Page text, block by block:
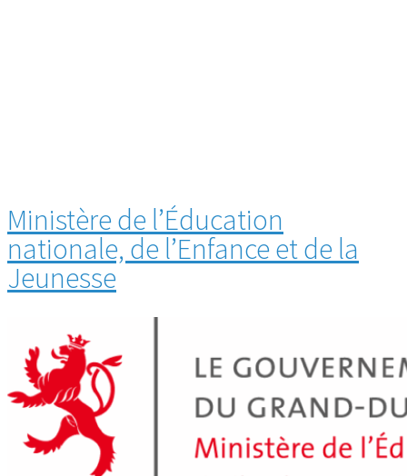
Ministère de l’Éducation
nationale, de l’Enfance et de la
Jeunesse